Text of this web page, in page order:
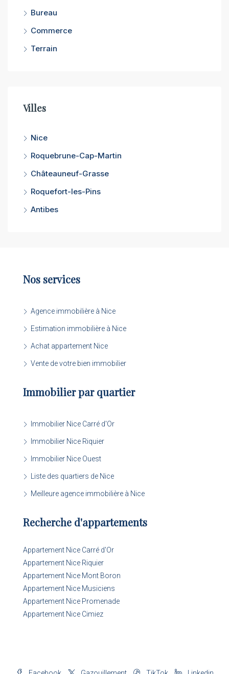
Bureau
Commerce
Terrain
Villes
Nice
Roquebrune-Cap-Martin
Châteauneuf-Grasse
Roquefort-les-Pins
Antibes
Nos services
Agence immobilière à Nice
Estimation immobilière à Nice
Achat appartement Nice
Vente de votre bien immobilier
Immobilier par quartier
Immobilier Nice Carré d'Or
Immobilier Nice Riquier
Immobilier Nice Ouest
Liste des quartiers de Nice
Meilleure agence immobilière à Nice
Recherche d'appartements
Appartement Nice Carré d'Or
Appartement Nice Riquier
Appartement Nice Mont Boron
Appartement Nice Musiciens
Appartement Nice Promenade
Appartement Nice Cimiez